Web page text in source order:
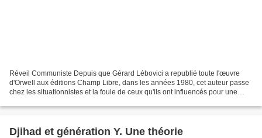
Réveil Communiste Depuis que Gérard Lébovici a republié toute l'œuvre
d'Orwell aux éditions Champ Libre, dans les années 1980, cet auteur passe
chez les situationnistes et la foule de ceux qu'ils ont influencés pour une
Djihad et génération Y. Une théorie